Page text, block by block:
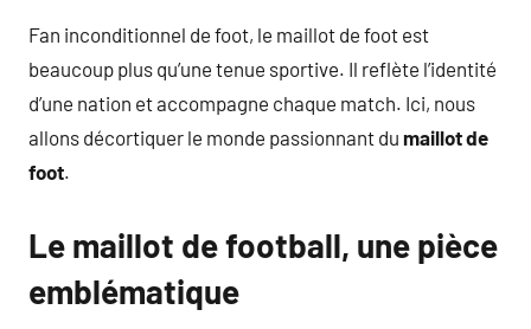
Fan inconditionnel de foot, le maillot de foot est
beaucoup plus qu’une tenue sportive. Il reflète l’identité
d’une nation et accompagne chaque match. Ici, nous
allons décortiquer le monde passionnant du maillot de
foot.
Le maillot de football, une pièce
emblématique